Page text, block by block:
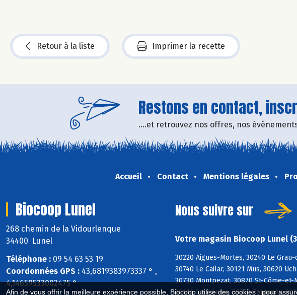
Afin de vous offrir la meilleure expérience possible, Biocoop utilise des cookies : pour
Retour à la liste Imprimer la recette
Restons en contact,
....et retrouvez nos offres, nos
Accueil Contact Mentions légales
Biocoop Lunel
268 chemin de la Vidourlenque
34400 Lunel
Téléphone : 09 54 63 53 19
Coordonnées GPS : 43,6819383973337 ° ,
4,14659533002475 °
Nous suivre sur
Votre magasin Biocoop Lunel
30220 Aigues-Mortes, 30240 Le
30740 Le Cailar, 30121 Mus, 30620
30730 Montpezat, 30870 St-Côme-et-
30111 Congénies, 30250 Fontanès,